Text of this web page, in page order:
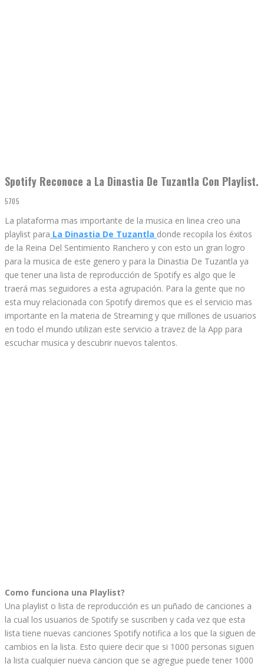
Spotify Reconoce a La Dinastia De Tuzantla Con Playlist.
5705
La plataforma mas importante de la musica en linea creo una
playlist para La Dinastia De Tuzantla donde recopila los éxitos
de la Reina Del Sentimiento Ranchero y con esto un gran logro
para la musica de este genero y para la Dinastia De Tuzantla ya
que tener una lista de reproducción de Spotify es algo que le
traerá mas seguidores a esta agrupación. Para la gente que no
esta muy relacionada con Spotify diremos que es el servicio mas
importante en la materia de Streaming y que millones de usuarios
en todo el mundo utilizan este servicio a travez de la App para
escuchar musica y descubrir nuevos talentos.
Como funciona una Playlist?
Una playlist o lista de reproducción es un puñado de canciones a
la cual los usuarios de Spotify se suscriben y cada vez que esta
lista tiene nuevas canciones Spotify notifica a los que la siguen de
cambios en la lista. Esto quiere decir que si 1000 personas siguen
la lista cualquier nueva cancion que se agregue puede tener 1000